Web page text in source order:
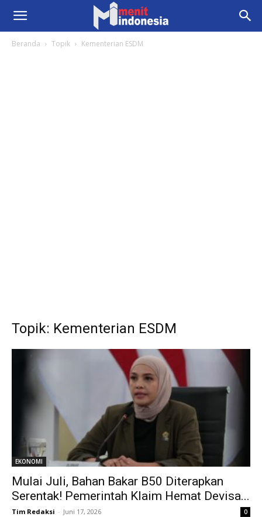
Beranda Topik Kementerian ESDM
Topik: Kementerian ESDM
EKONOMI
Mulai Juli, Bahan Bakar B50 Diterapkan
Serentak! Pemerintah Klaim Hemat Devisa...
Tim Redaksi - Juni 17, 2026 0